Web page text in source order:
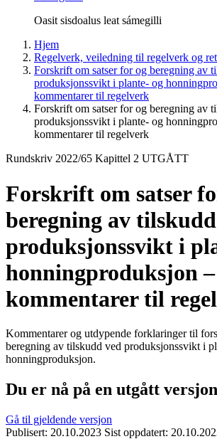
Oasit sisdoalus leat sámegilli
Hjem
Regelverk, veiledning til regelverk og
Forskrift om satser for og beregning av
produksjonssvikt i plante- og
kommentarer til regelverk
Forskrift om satser for og beregning av
produksjonssvikt i plante- og
kommentarer til regelverk
Rundskriv 2022/65 Kapittel 2 UTGÅTT
Forskrift om satser
beregning av
produksjonssvikt i
honningproduksjon –
kommentarer til
Kommentarer og utdypende forklaringer til
beregning av tilskudd ved produksjonssvikt i
honningproduksjon.
Du er nå på en utgått versjon
Gå til gjeldende versjon
Publisert: 20.10.2023 Sist oppdatert: